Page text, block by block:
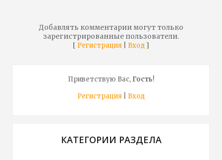
Добавлять комментарии могут только
зарегистрированные пользователи.
[ Регистрация Вход ]
Приветствую Вас,Гость!
Регистрация
Вход
КАТЕГОРИИ РАЗДЕЛА